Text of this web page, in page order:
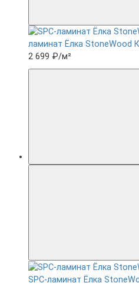
ламинат Ëлка StoneWood
2 699 ₽/м²
SPC-ламинат Ëлка